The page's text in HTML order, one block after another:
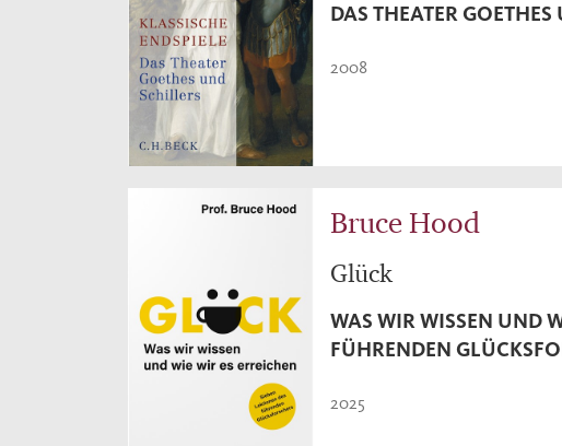
DAS THEATER
2008
Bruce Hood
Glück
WAS WIR WISSEN UND
FÜHRENDEN
2025